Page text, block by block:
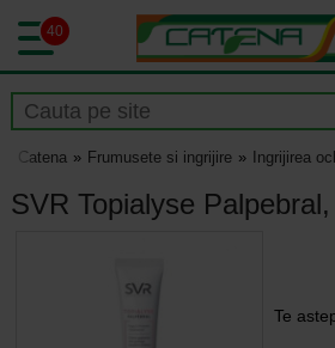
40
Catena Frumusete si ingrijire Ingrijirea
SVR Topialyse
Te